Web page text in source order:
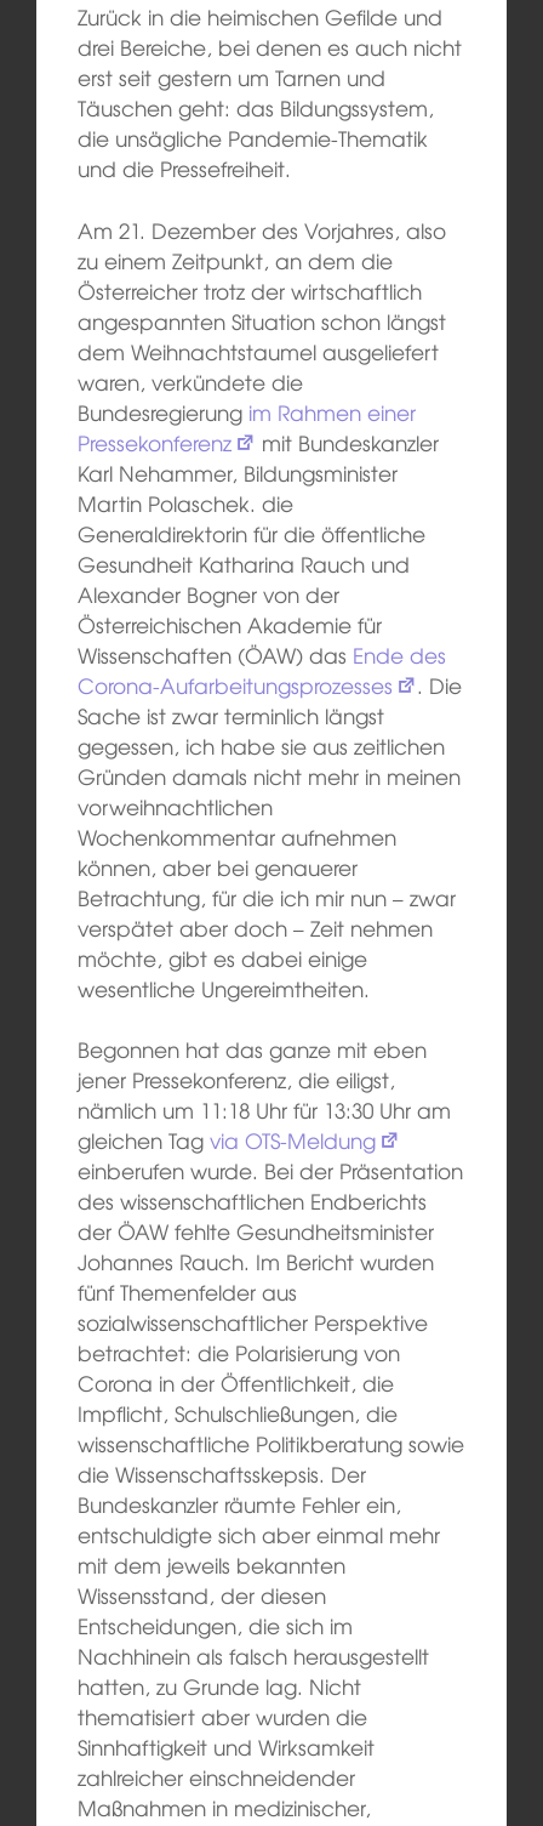
Zurück in die heimischen Gefilde und
drei Bereiche, bei denen es auch nicht
erst seit gestern um Tarnen und
Täuschen geht: das Bildungssystem,
die unsägliche Pandemie-Thematik
und die Pressefreiheit.
Am 21. Dezember des Vorjahres, also
zu einem Zeitpunkt, an dem die
Österreicher trotz der wirtschaftlich
angespannten Situation schon längst
dem Weihnachtstaumel ausgeliefert
waren, verkündete die
Bundesregierung im Rahmen einer
Pressekonferenz
mit Bundeskanzler
Karl Nehammer, Bildungsminister
Martin Polaschek. die
Generaldirektorin für die öffentliche
Gesundheit Katharina Rauch und
Alexander Bogner von der
Österreichischen Akademie für
Wissenschaften (ÖAW) das Ende des
Corona-Aufarbeitungsprozesses
. Die
Sache ist zwar terminlich längst
gegessen, ich habe sie aus zeitlichen
Gründen damals nicht mehr in meinen
vorweihnachtlichen
Wochenkommentar aufnehmen
können, aber bei genauerer
Betrachtung, für die ich mir nun – zwar
verspätet aber doch – Zeit nehmen
möchte, gibt es dabei einige
wesentliche Ungereimtheiten.
Begonnen hat das ganze mit eben
jener Pressekonferenz, die eiligst,
nämlich um 11:18 Uhr für 13:30 Uhr am
gleichen Tag via OTS-Meldung
einberufen wurde. Bei der Präsentation
des wissenschaftlichen Endberichts
der ÖAW fehlte Gesundheitsminister
Johannes Rauch. Im Bericht wurden
fünf Themenfelder aus
sozialwissenschaftlicher Perspektive
betrachtet: die Polarisierung von
Corona in der Öffentlichkeit, die
Impflicht, Schulschließungen, die
wissenschaftliche Politikberatung sowie
die Wissenschaftsskepsis. Der
Bundeskanzler räumte Fehler ein,
entschuldigte sich aber einmal mehr
mit dem jeweils bekannten
Wissensstand, der diesen
Entscheidungen, die sich im
Nachhinein als falsch herausgestellt
hatten, zu Grunde lag. Nicht
thematisiert aber wurden die
Sinnhaftigkeit und Wirksamkeit
zahlreicher einschneidender
Maßnahmen in medizinischer,